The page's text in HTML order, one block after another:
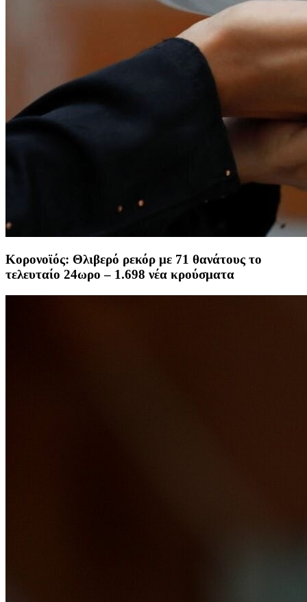
Κορονοϊός: Θλιβερό ρεκόρ με 71 θανάτους το
τελευταίο 24ωρο – 1.698 νέα κρούσματα